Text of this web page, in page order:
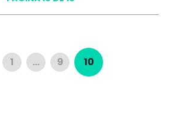
1 … 9 10